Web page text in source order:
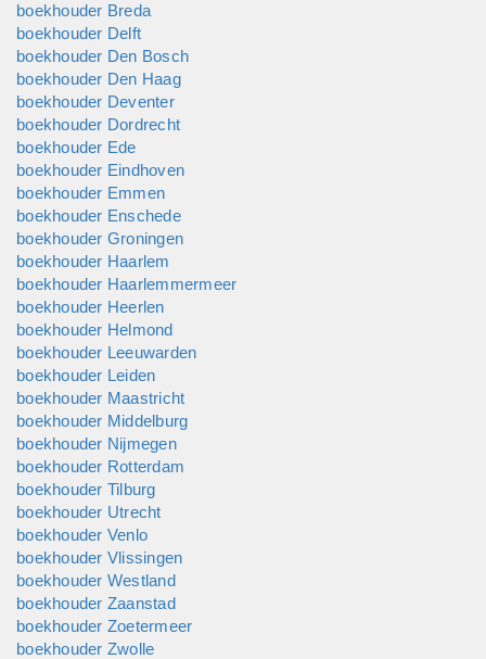
boekhouder Breda
boekhouder Delft
boekhouder Den Bosch
boekhouder Den Haag
boekhouder Deventer
boekhouder Dordrecht
boekhouder Ede
boekhouder Eindhoven
boekhouder Emmen
boekhouder Enschede
boekhouder Groningen
boekhouder Haarlem
boekhouder Haarlemmermeer
boekhouder Heerlen
boekhouder Helmond
boekhouder Leeuwarden
boekhouder Leiden
boekhouder Maastricht
boekhouder Middelburg
boekhouder Nijmegen
boekhouder Rotterdam
boekhouder Tilburg
boekhouder Utrecht
boekhouder Venlo
boekhouder Vlissingen
boekhouder Westland
boekhouder Zaanstad
boekhouder Zoetermeer
boekhouder Zwolle